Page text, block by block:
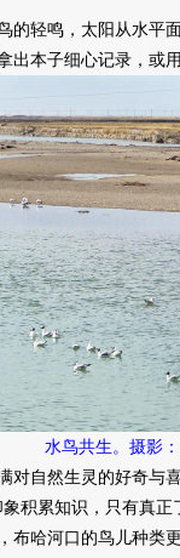
轻鸣，太阳从水平
本子细心记录，或
水鸟共生。摄影
自然生灵的好奇与
积累知识，只有真正
哈河口的鸟儿种类